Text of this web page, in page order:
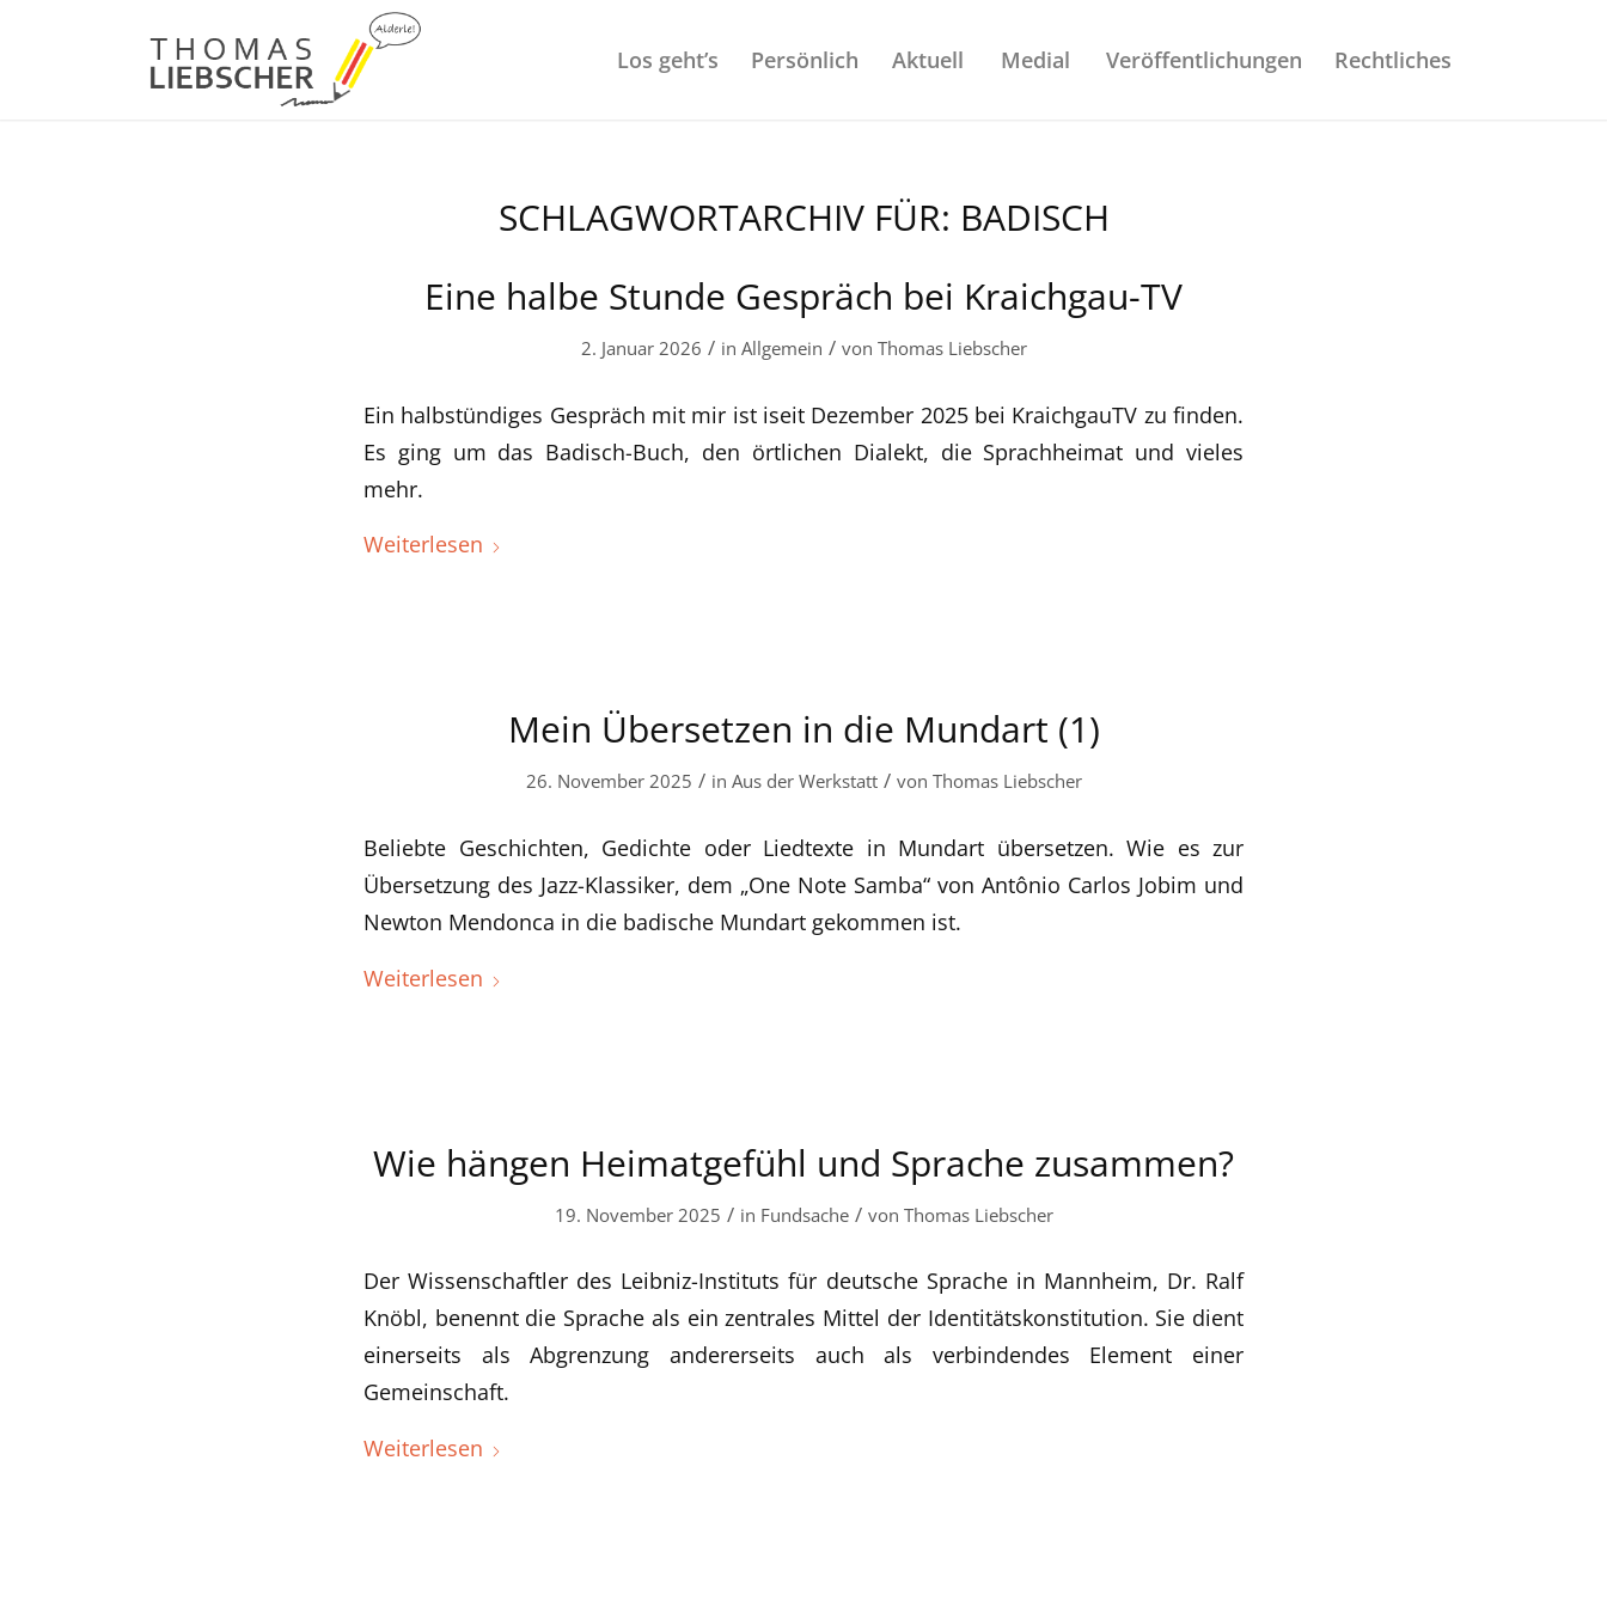
Los geht’s Persönlich Aktuell Medial Veröffentlichungen Rechtliches
SCHLAGWORTARCHIV FÜR: BADISCH
Eine halbe Stunde Gespräch bei Kraichgau-TV
2. Januar 2026 / in Allgemein / von Thomas Liebscher
Ein halbstündiges Gespräch mit mir ist iseit Dezember 2025 bei KraichgauTV zu finden.
Es ging um das Badisch-Buch, den örtlichen Dialekt, die Sprachheimat und vieles
mehr.
Weiterlesen
Mein Übersetzen in die Mundart (1)
26. November 2025 / in Aus der Werkstatt / von Thomas Liebscher
Beliebte Geschichten, Gedichte oder Liedtexte in Mundart übersetzen. Wie es zur
Übersetzung des Jazz-Klassiker, dem „One Note Samba“ von Antônio Carlos Jobim und
Newton Mendonca in die badische Mundart gekommen ist.
Weiterlesen
Wie hängen Heimatgefühl und Sprache zusammen?
19. November 2025 / in Fundsache / von Thomas Liebscher
Der Wissenschaftler des Leibniz-Instituts für deutsche Sprache in Mannheim, Dr. Ralf
Knöbl, benennt die Sprache als ein zentrales Mittel der Identitätskonstitution. Sie dient
einerseits als Abgrenzung andererseits auch als verbindendes Element einer
Gemeinschaft.
Weiterlesen